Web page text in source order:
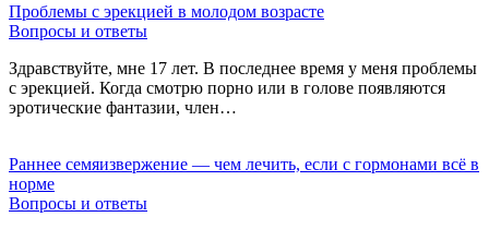
Проблемы с эрекцией в молодом возрасте
Вопросы и ответы
Здравствуйте, мне 17 лет. В последнее время у меня проблемы
с эрекцией. Когда смотрю порно или в голове появляются
эротические фантазии, член…
Раннее семяизвержение — чем лечить, если с гормонами всё в
норме
Вопросы и ответы